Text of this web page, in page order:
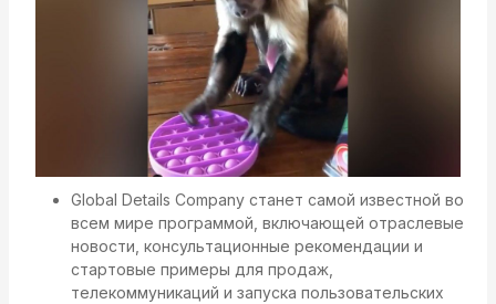
Global Details Company станет самой известной во
всем мире программой, включающей отраслевые
новости, консультационные рекомендации и
стартовые примеры для продаж,
телекоммуникаций и запуска пользовательских